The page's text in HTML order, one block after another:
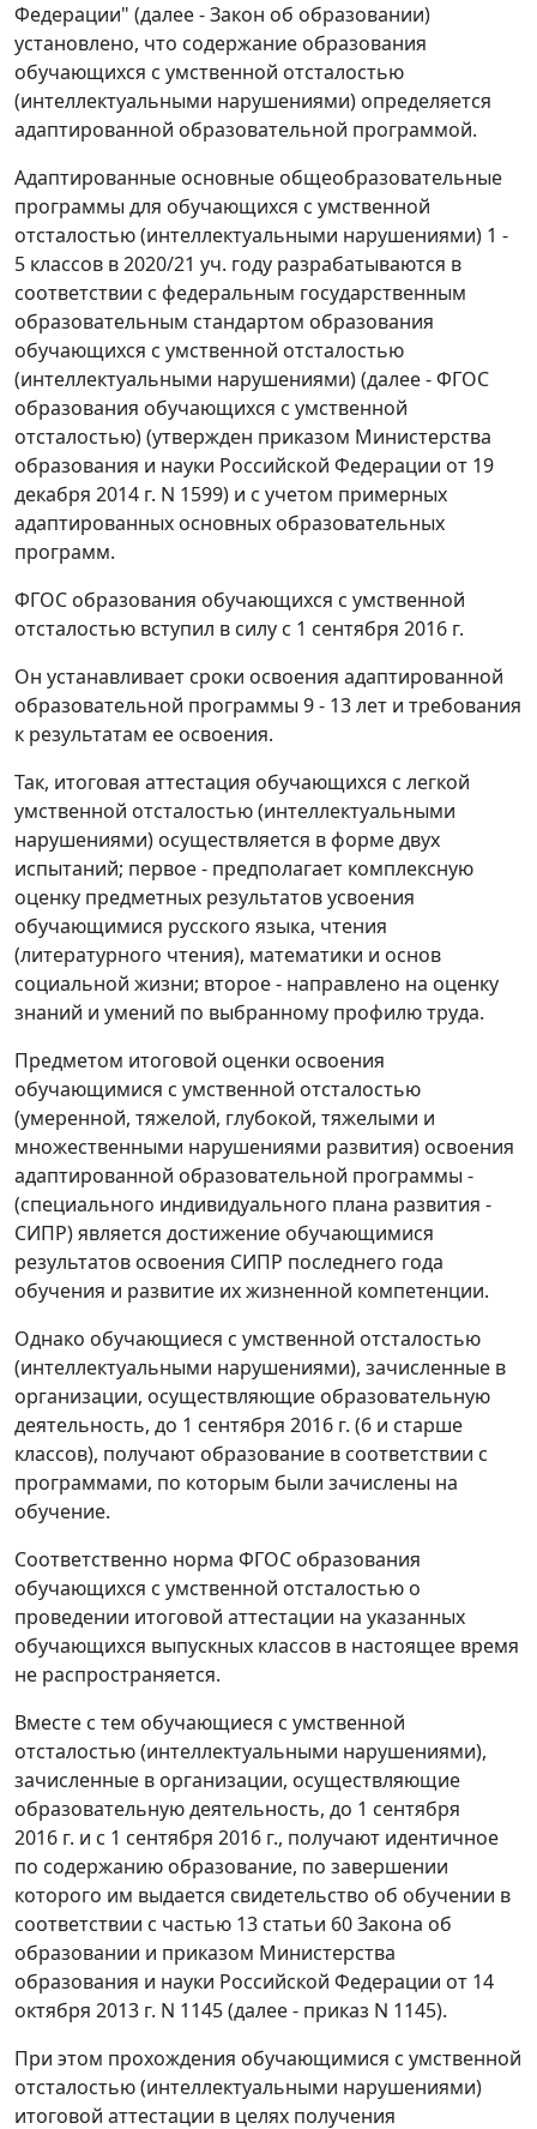
Федерации" (далее - Закон об образовании)
установлено, что содержание образования
обучающихся с умственной отсталостью
(интеллектуальными нарушениями) определяется
адаптированной образовательной программой.
Адаптированные основные общеобразовательные
программы для обучающихся с умственной
отсталостью (интеллектуальными нарушениями) 1 -
5 классов в 2020/21 уч. году разрабатываются в
соответствии с федеральным государственным
образовательным стандартом образования
обучающихся с умственной отсталостью
(интеллектуальными нарушениями) (далее - ФГОС
образования обучающихся с умственной
отсталостью) (утвержден приказом Министерства
образования и науки Российской Федерации от 19
декабря 2014 г. N 1599) и с учетом примерных
адаптированных основных образовательных
программ.
ФГОС образования обучающихся с умственной
отсталостью вступил в силу с 1 сентября 2016 г.
Он устанавливает сроки освоения адаптированной
образовательной программы 9 - 13 лет и требования
к результатам ее освоения.
Так, итоговая аттестация обучающихся с легкой
умственной отсталостью (интеллектуальными
нарушениями) осуществляется в форме двух
испытаний; первое - предполагает комплексную
оценку предметных результатов усвоения
обучающимися русского языка, чтения
(литературного чтения), математики и основ
социальной жизни; второе - направлено на оценку
знаний и умений по выбранному профилю труда.
Предметом итоговой оценки освоения
обучающимися с умственной отсталостью
(умеренной, тяжелой, глубокой, тяжелыми и
множественными нарушениями развития) освоения
адаптированной образовательной программы -
(специального индивидуального плана развития -
СИПР) является достижение обучающимися
результатов освоения СИПР последнего года
обучения и развитие их жизненной компетенции.
Однако обучающиеся с умственной отсталостью
(интеллектуальными нарушениями), зачисленные в
организации, осуществляющие образовательную
деятельность, до 1 сентября 2016 г. (6 и старше
классов), получают образование в соответствии с
программами, по которым были зачислены на
обучение.
Соответственно норма ФГОС образования
обучающихся с умственной отсталостью о
проведении итоговой аттестации на указанных
обучающихся выпускных классов в настоящее время
не распространяется.
Вместе с тем обучающиеся с умственной
отсталостью (интеллектуальными нарушениями),
зачисленные в организации, осуществляющие
образовательную деятельность, до 1 сентября
2016 г. и с 1 сентября 2016 г., получают идентичное
по содержанию образование, по завершении
которого им выдается свидетельство об обучении в
соответствии с частью 13 статьи 60 Закона об
образовании и приказом Министерства
образования и науки Российской Федерации от 14
октября 2013 г. N 1145 (далее - приказ N 1145).
При этом прохождения обучающимися с умственной
отсталостью (интеллектуальными нарушениями)
итоговой аттестации в целях получения